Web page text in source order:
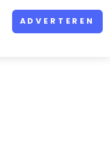
ADVERTEREN